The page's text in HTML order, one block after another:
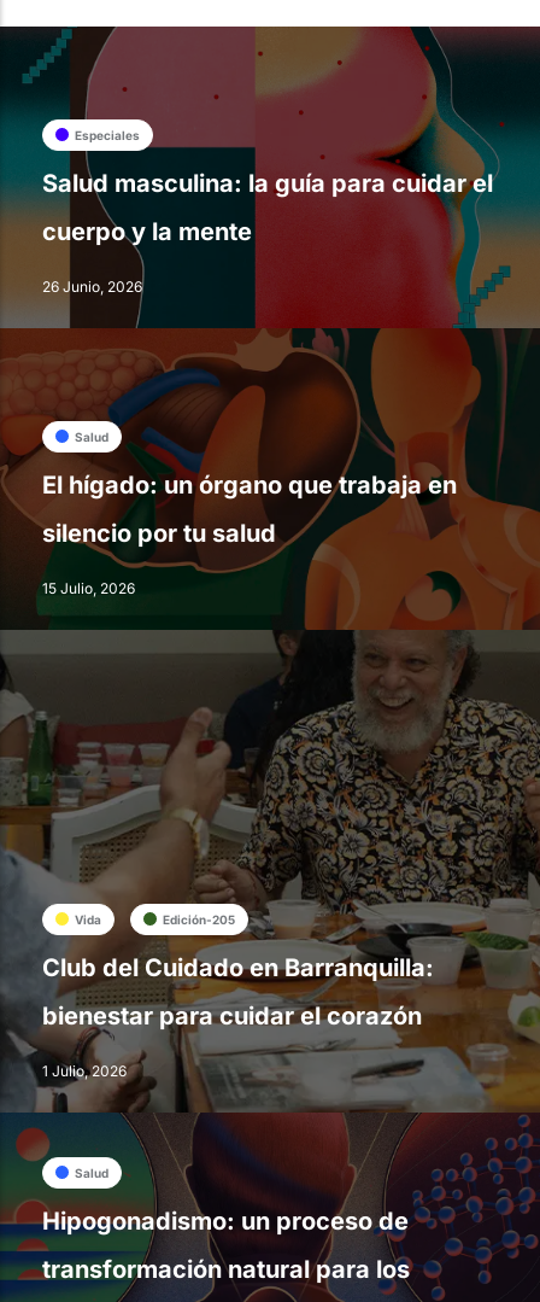
Especiales
Salud masculina: la guía para cuidar el
cuerpo y la mente
26 Junio, 2026
Salud
El hígado: un órgano que trabaja en
silencio por tu salud
15 Julio, 2026
Vida Edición-205
Club del Cuidado en Barranquilla:
bienestar para cuidar el corazón
1 Julio, 2026
Salud
Hipogonadismo: un proceso de
transformación natural para los